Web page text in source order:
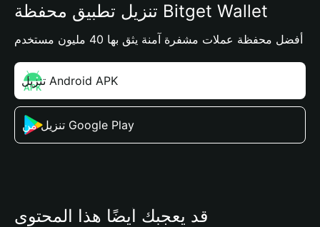
تنزيل تطبيق محفظة Bitget Wallet
أفضل محفظة عملات مشفرة آمنة يثق بها 40 مليون مستخدم
تنزيل Android APK
تنزيل من Google Play
قد يعجبك أيضًا هذا المحتوى